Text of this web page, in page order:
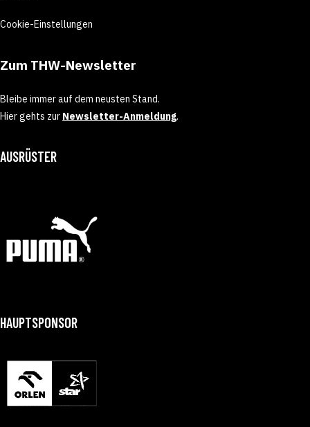
Cookie-Einstellungen
Zum THW-Newsletter
Bleibe immer auf dem neusten Stand.
Hier gehts zur Newsletter-Anmeldung.
AUSRÜSTER
HAUPTSPONSOR